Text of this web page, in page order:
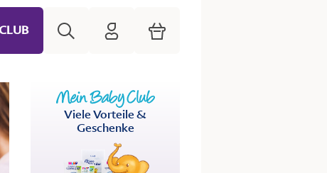
HiPP Mein Babyclub
Warenkorb
Viele Vorteile &
Geschenke